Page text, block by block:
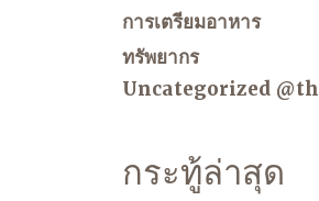
การเตรียมอาหาร
ทรัพยากร
Uncategorized @th
กระทู้ล่าสุด